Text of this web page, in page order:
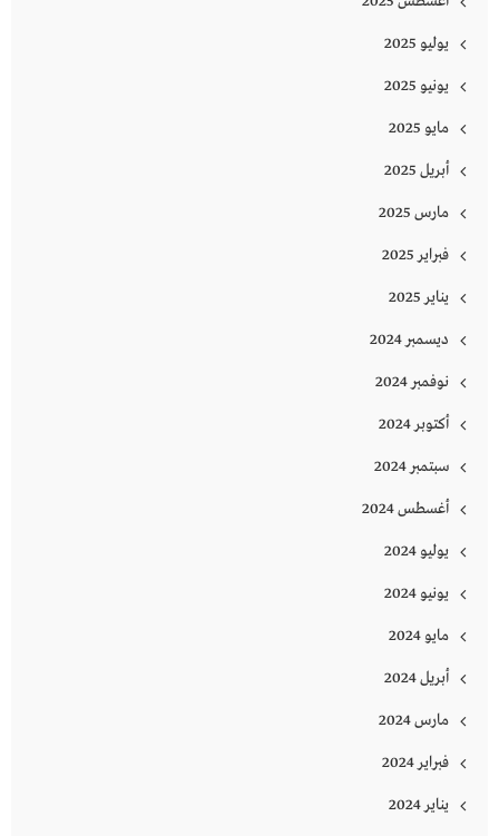
يوليو 2025
يونيو 2025
مايو 2025
أبريل 2025
مارس 2025
فبراير 2025
يناير 2025
ديسمبر 2024
نوفمبر 2024
أكتوبر 2024
سبتمبر 2024
أغسطس 2024
يوليو 2024
يونيو 2024
مايو 2024
أبريل 2024
مارس 2024
فبراير 2024
يناير 2024